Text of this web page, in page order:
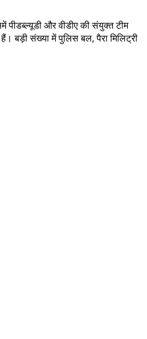
पीडब्ल्यूडी और वीडीए की संयुक्त टीम
बड़ी संख्या में पुलिस बल, पैरा मिलिट्री